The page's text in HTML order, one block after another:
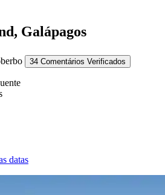
Galápagos
34 Comentários Verificados
datas